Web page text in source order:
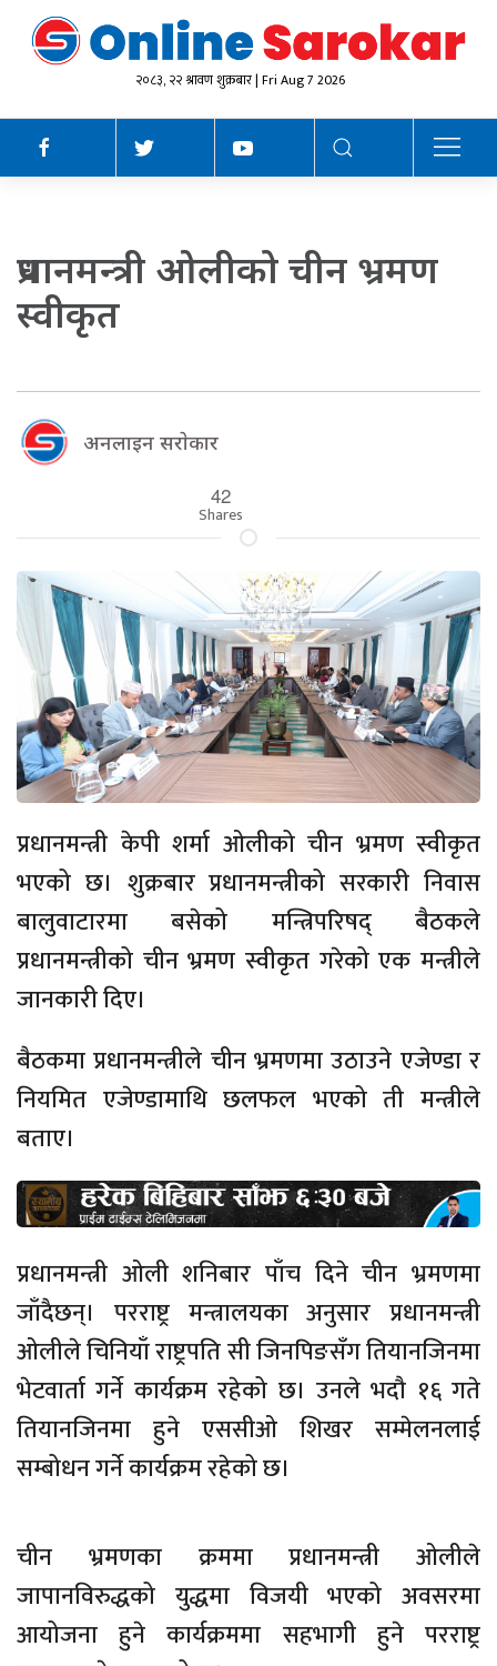
२०८३, २२ श्रावण शुक्रबार | Fri Aug 7 2026
प्रधानमन्त्री ओलीको चीन भ्रमण
स्वीकृत
अनलाइन सराेकार
42
Shares
प्रधानमन्त्री केपी शर्मा ओलीको चीन भ्रमण स्वीकृत
भएको छ। शुक्रबार प्रधानमन्त्रीको सरकारी निवास
बालुवाटारमा बसेको मन्त्रिपरिषद् बैठकले
प्रधानमन्त्रीको चीन भ्रमण स्वीकृत गरेको एक मन्त्रीले
जानकारी दिए।
बैठकमा प्रधानमन्त्रीले चीन भ्रमणमा उठाउने एजेण्डा र
नियमित एजेण्डामाथि छलफल भएको ती मन्त्रीले
बताए।
प्रधानमन्त्री ओली शनिबार पाँच दिने चीन भ्रमणमा
जाँदैछन्। परराष्ट्र मन्त्रालयका अनुसार प्रधानमन्त्री
ओलीले चिनियाँ राष्ट्रपति सी जिनपिङसँग तियानजिनमा
भेटवार्ता गर्ने कार्यक्रम रहेको छ। उनले भदौ १६ गते
तियानजिनमा हुने एससीओ शिखर सम्मेलनलाई
सम्बोधन गर्ने कार्यक्रम रहेको छ।
चीन भ्रमणका क्रममा प्रधानमन्त्री ओलीले
जापानविरुद्धको युद्धमा विजयी भएको अवसरमा
आयोजना हुने कार्यक्रममा सहभागी हुने परराष्ट्र